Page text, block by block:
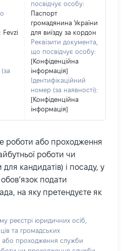
Fevzi
посвідчує особу:
Паспорт
громадянина України
для виїзду за кордон
Реквізити документа,
що посвідчує особу:
[Конфіденційна
інформація]
Ідентифікаційний
номер (за наявності):
[Конфіденційна
інформація]
роботи або проходження
роботи чи
кандидатів) і посаду, у
подати
на яку претендуєте як
реєстрі юридичних осіб,
та громадських
проходження служби